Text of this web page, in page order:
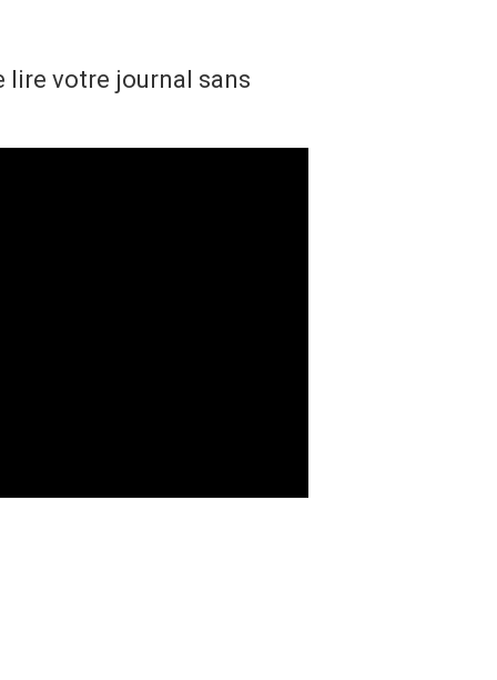
lire votre journal sans